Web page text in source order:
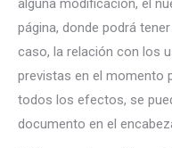
alguna modificación, el
página, donde podrá
caso, la relación con los
previstas en el momento
todos los efectos, se
documento en el